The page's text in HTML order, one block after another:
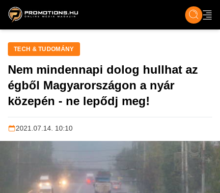
ZENE, FILM & KULT ÉLET TECH &
TECH & TUDOMÁNY
Nem mindennapi dolog hullhat az
égből Magyarországon a nyár
közepén - ne lepődj meg!
2021.07.14. 10:10